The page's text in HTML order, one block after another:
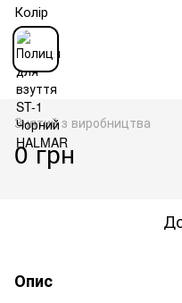
Колір
Знятий з виробництва
0 грн
Опис